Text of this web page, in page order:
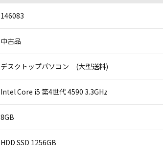
146083
中古品
デスクトップパソコン (大型送料)
Intel Core i5 第4世代 4590 3.3GHz
8GB
HDD SSD 1256GB